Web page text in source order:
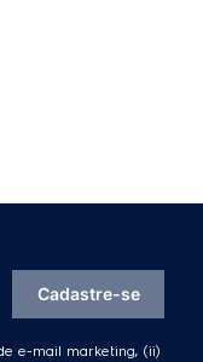
e-mail marketing, (ii)
Cadastre-se